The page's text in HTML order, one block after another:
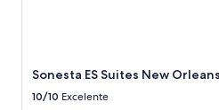
Sonesta ES Suites New
10/10 Excelente